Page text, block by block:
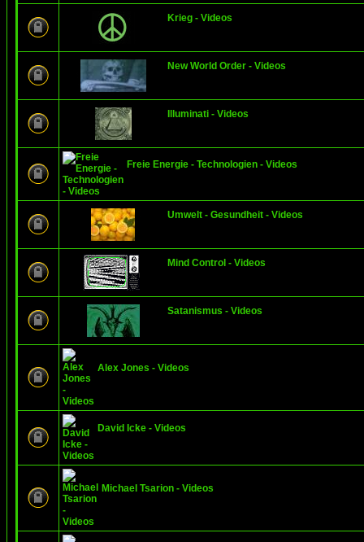
Krieg - Videos
New World Order - Videos
Illuminati - Videos
Freie Energie - Technologien - Videos
Umwelt - Gesundheit - Videos
Mind Control - Videos
Satanismus - Videos
Alex Jones - Videos
David Icke - Videos
Michael Tsarion - Videos